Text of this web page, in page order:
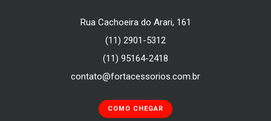
Rua Cachoeira do Arari, 161
(11) 2901-5312
(11) 95164-2418
contato@fortacessorios.com.br
COMO CHEGAR